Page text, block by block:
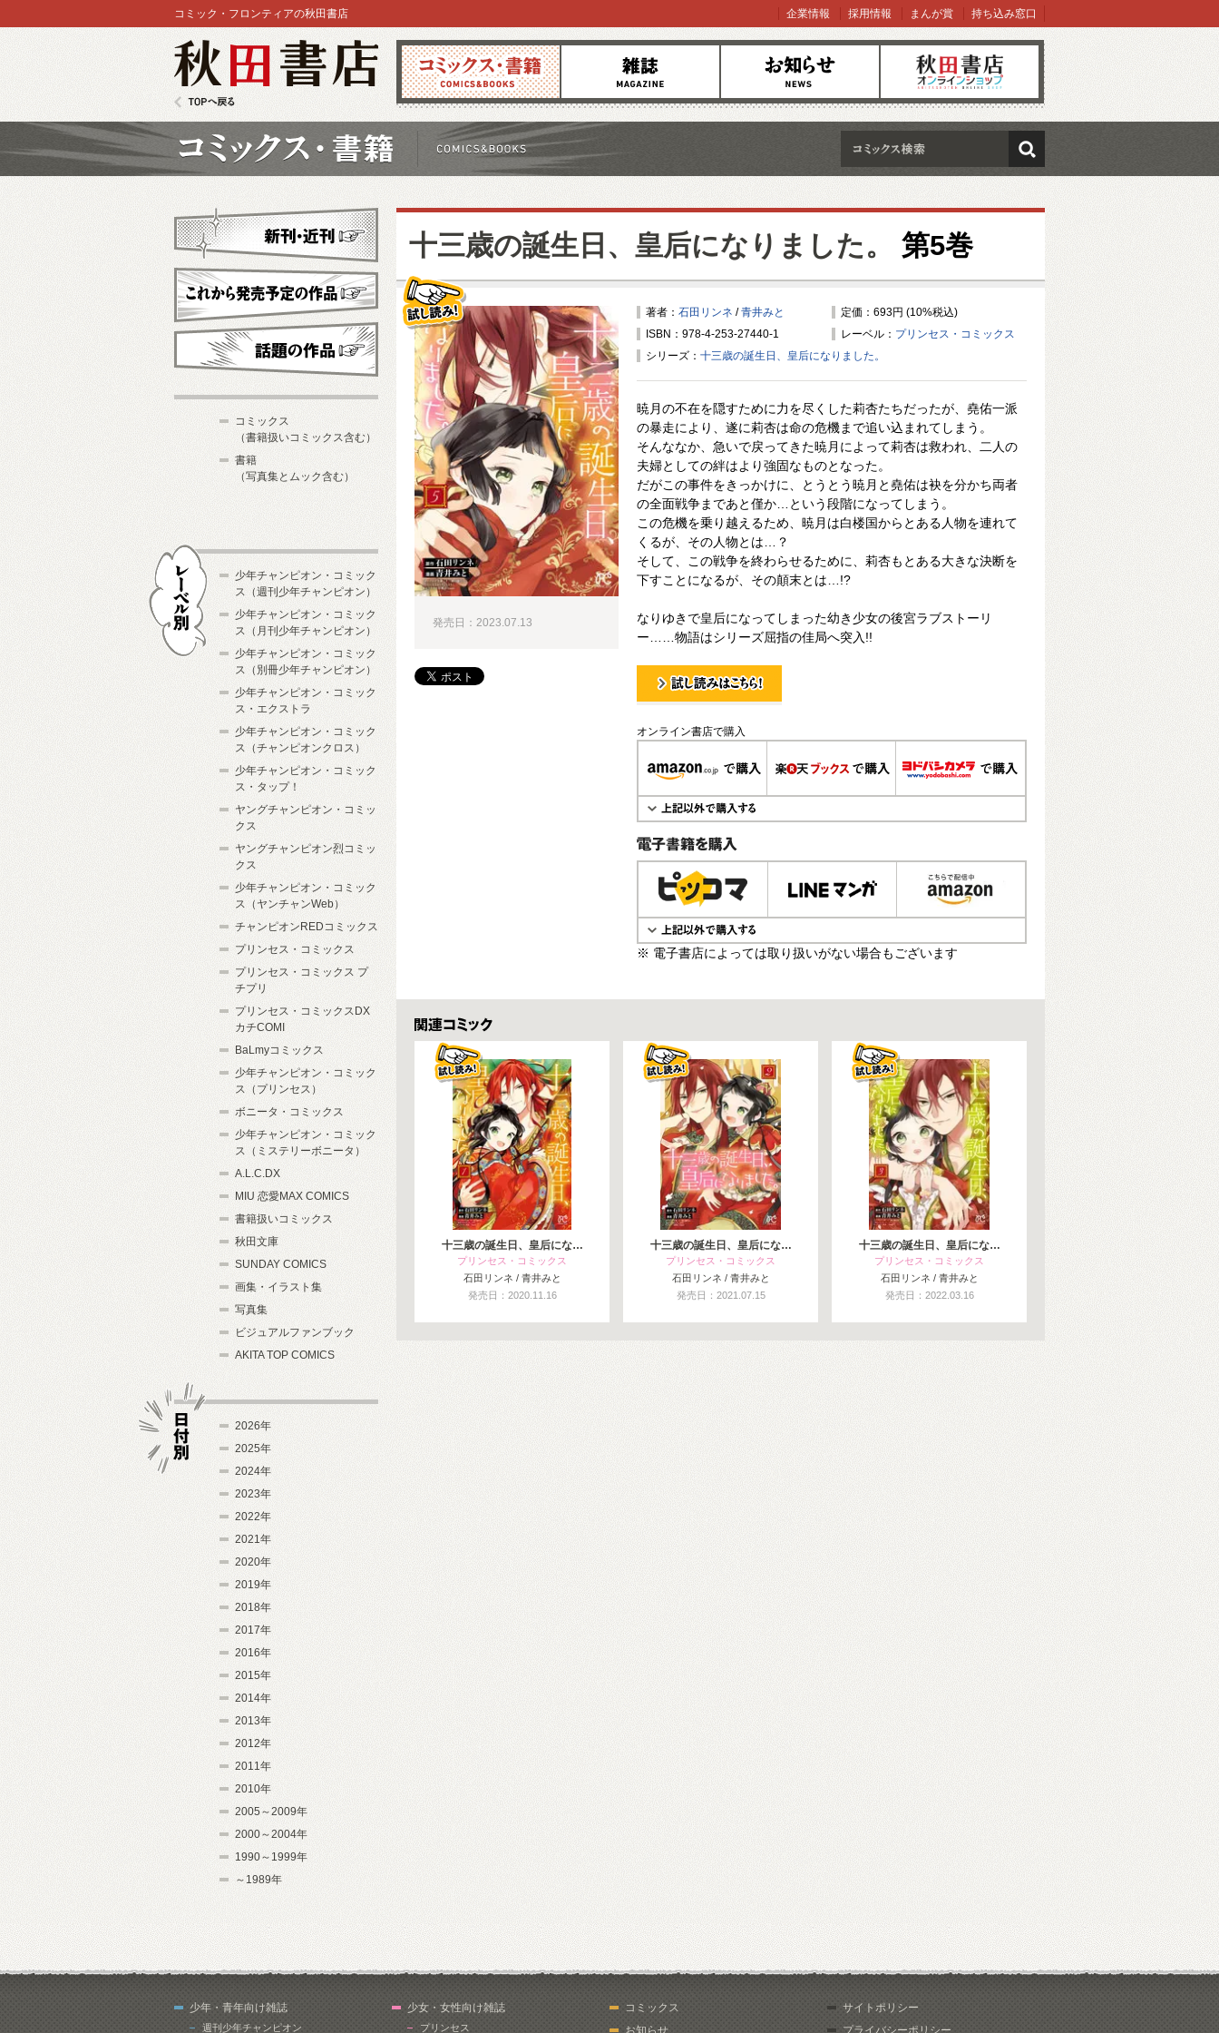
コミックス 雑誌 お知らせ オンラインショップ
コミック・フロンティアの秋田書店 企業情報 採用情報 まんが賞 持ち込み窓口
検索
十三歳の誕生日、皇后になりました。 第5巻
著者： 石田リンネ /青井みと
定価：693円 (10%税込)
ISBN：978-4-253-27440-1
レーベル： プリンセス・コミックス
シリーズ： 十三歳の誕生日、皇后になりました。
暁月の不在を隠すために力を尽くした莉杏たちだったが、堯佑一派
の暴走により、遂に莉杏は命の危機まで追い込まれてしまう。
そんななか、急いで戻ってきた暁月によって莉杏は救われ、二人の
夫婦としての絆はより強固なものとなった。
だがこの事件をきっかけに、とうとう暁月と堯佑は袂を分かち両者
の全面戦争まであと僅か…という段階になってしまう。
この危機を乗り越えるため、暁月は白楼国からとある人物を連れて
くるが、その人物とは…？
そして、この戦争を終わらせるために、莉杏もとある大きな決断を
下すことになるが、その顛末とは…!?
なりゆきで皇后になってしまった幼き少女の後宮ラブストーリ
ー……物語はシリーズ屈指の佳局へ突入!!
試し読み！
オンライン書店で購入
電子書籍で購入
※ 電子書店によっては取り扱いがない場合もございます
発売日：2023.07.13
関連コミックス
十三歳の誕生日、皇后にな…
プリンセス・コミックス
石田リンネ / 青井みと
発売日：2020.11.16
十三歳の誕生日、皇后にな…
プリンセス・コミックス
石田リンネ / 青井みと
発売日：2021.07.15
十三歳の誕生日、皇后にな…
プリンセス・コミックス
石田リンネ / 青井みと
発売日：2022.03.16
新刊・近刊
これから発売予定
コミックス
（書籍扱いコミックス含む）
書籍
（写真集とムック含む）
少年チャンピオン・コミック
ス（週刊少年チャンピオン）
少年チャンピオン・コミック
ス（月刊少年チャンピオン）
少年チャンピオン・コミック
ス（別冊少年チャンピオン）
少年チャンピオン・コミック
ス・エクストラ
少年チャンピオン・コミック
ス（チャンピオンクロス）
少年チャンピオン・コミック
ス・タップ！
ヤングチャンピオン・コミッ
クス
ヤングチャンピオン烈コミッ
クス
少年チャンピオン・コミック
ス（ヤンチャンWeb）
チャンピオンREDコミックス
プリンセス・コミックス
プリンセス・コミックス プ
チプリ
プリンセス・コミックスDX
カチCOMI
BaLmyコミックス
少年チャンピオン・コミック
ス（プリンセス）
ボニータ・コミックス
少年チャンピオン・コミック
ス（ミステリーボニータ）
A.L.C.DX
MIU 恋愛MAX COMICS
書籍扱いコミックス
秋田文庫
SUNDAY COMICS
画集・イラスト集
写真集
ビジュアルファンブック
AKITA TOP COMICS
2026年
2025年
2024年
2023年
2022年
2021年
2020年
2019年
2018年
2017年
2016年
2015年
2014年
2013年
2012年
2011年
2010年
2005～2009年
2000～2004年
1990～1999年
～1989年
少年・青年向け雑誌
週刊少年チャンピオン
少女・女性向け雑誌
プリンセス
コミックス
お知らせ
サイトポリシー
プライバシーポリシー